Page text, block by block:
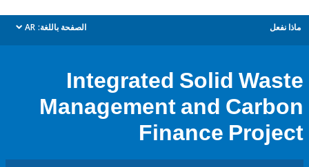
الصفحة باللغة: AR
dropdown
Integrated Solid
Management and
Finance